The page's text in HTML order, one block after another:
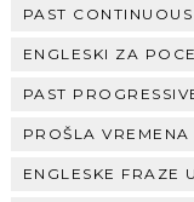
PAST CONTINUOUS
ENGLESKI ZA
PAST
PROŠLA VREMENA
ENGLESKE FRAZE